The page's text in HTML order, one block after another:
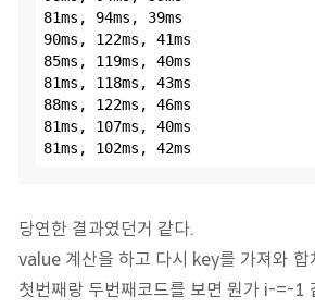
81ms, 94ms, 39ms
90ms, 122ms, 41ms
85ms, 119ms, 40ms
81ms, 118ms, 43ms
88ms, 122ms, 46ms
81ms, 107ms, 40ms
81ms, 102ms, 42ms
당연한 결과였던거 같다.
value 계산을 하고 다시 key를 가져와 합
첫번째랑 두번째코드를 보면 뭔가 i-=-1